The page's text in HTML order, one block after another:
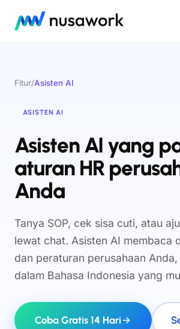
Fitur/Asisten AI
ASISTEN AI
Asisten AI yang
aturan HR
Anda
Tanya SOP, cek sisa cuti, atau
lewat chat. Asisten AI membaca
dan peraturan perusahaan
dalam Bahasa Indonesia yang
Coba Gratis 14 Hari